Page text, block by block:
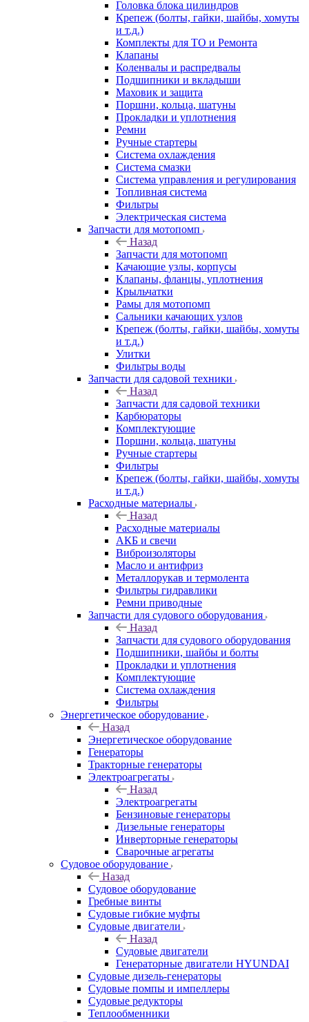
Головка блока цилиндров
Крепеж (болты, гайки, шайбы, хомуты
и т.д.)
Комплекты для ТО и Ремонта
Клапаны
Коленвалы и распредвалы
Подшипники и вкладыши
Маховик и защита
Поршни, кольца, шатуны
Прокладки и уплотнения
Ремни
Ручные стартеры
Система охлаждения
Система смазки
Система управления и регулирования
Топливная система
Фильтры
Электрическая система
Запчасти для мотопомп
Назад
Запчасти для мотопомп
Качающие узлы, корпусы
Клапаны, фланцы, уплотнения
Крыльчатки
Рамы для мотопомп
Сальники качающих узлов
Крепеж (болты, гайки, шайбы, хомуты
и т.д.)
Улитки
Фильтры воды
Запчасти для садовой техники
Назад
Запчасти для садовой техники
Карбюраторы
Комплектующие
Поршни, кольца, шатуны
Ручные стартеры
Фильтры
Крепеж (болты, гайки, шайбы, хомуты
и т.д.)
Расходные материалы
Назад
Расходные материалы
АКБ и свечи
Виброизоляторы
Масло и антифриз
Металлорукав и термолента
Фильтры гидравлики
Ремни приводные
Запчасти для судового оборудования
Назад
Запчасти для судового оборудования
Подшипники, шайбы и болты
Прокладки и уплотнения
Комплектующие
Система охлаждения
Фильтры
Энергетическое оборудование
Назад
Энергетическое оборудование
Генераторы
Тракторные генераторы
Электроагрегаты
Назад
Электроагрегаты
Бензиновые генераторы
Дизельные генераторы
Инверторные генераторы
Сварочные агрегаты
Судовое оборудование
Назад
Судовое оборудование
Гребные винты
Судовые гибкие муфты
Судовые двигатели
Назад
Судовые двигатели
Генераторные двигатели HYUNDAI
Судовые дизель-генераторы
Судовые помпы и импеллеры
Судовые редукторы
Теплообменники